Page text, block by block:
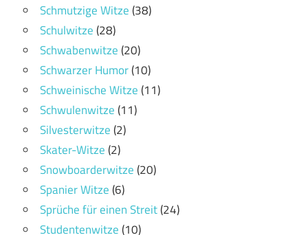
Schmutzige Witze(38)
Schulwitze(28)
Schwabenwitze(20)
Schwarzer Humor(10)
Schweinische Witze(11)
Schwulenwitze(11)
Silvesterwitze(2)
Skater-Witze(2)
Snowboarderwitze(20)
Spanier Witze(6)
Sprüche für einen Streit(24)
Studentenwitze(10)